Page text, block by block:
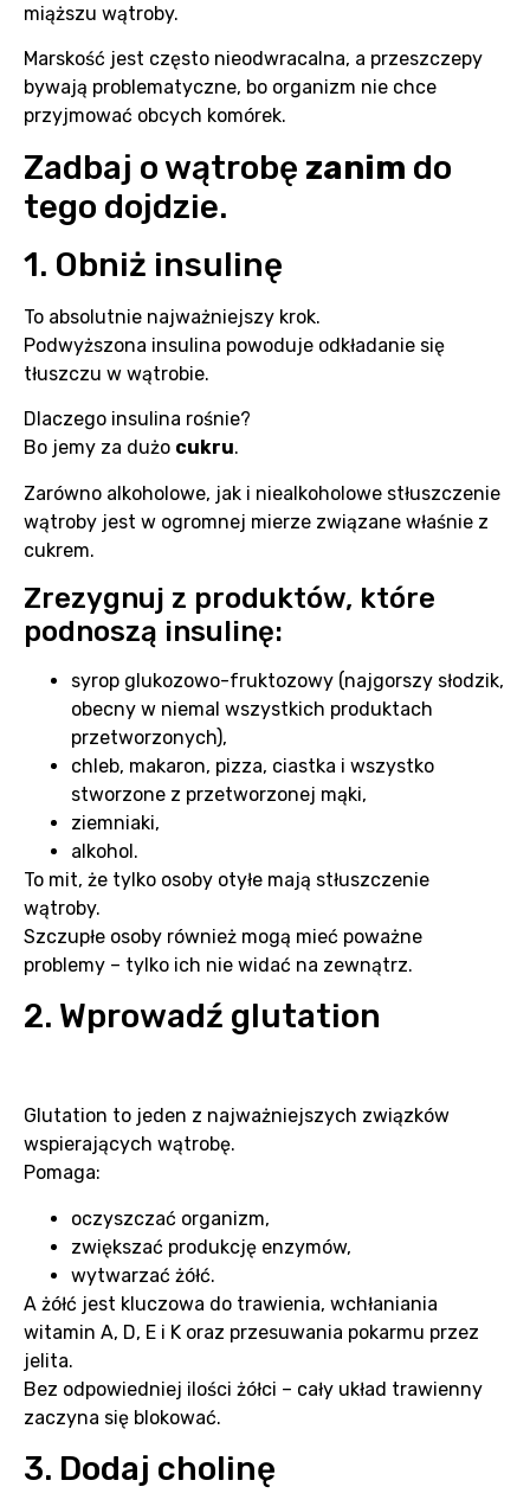
miąższu wątroby.
Marskość jest często nieodwracalna, a przeszczepy
bywają problematyczne, bo organizm nie chce
przyjmować obcych komórek.
Zadbaj o wątrobę zanim do
tego dojdzie.
1. Obniż insulinę
To absolutnie najważniejszy krok.
Podwyższona insulina powoduje odkładanie się
tłuszczu w wątrobie.
Dlaczego insulina rośnie?
Bo jemy za dużo cukru.
Zarówno alkoholowe, jak i niealkoholowe stłuszczenie
wątroby jest w ogromnej mierze związane właśnie z
cukrem.
Zrezygnuj z produktów, które
podnoszą insulinę:
syrop glukozowo-fruktozowy (najgorszy słodzik,
obecny w niemal wszystkich produktach
przetworzonych),
chleb, makaron, pizza, ciastka i wszystko
stworzone z przetworzonej mąki,
ziemniaki,
alkohol.
To mit, że tylko osoby otyłe mają stłuszczenie
wątroby.
Szczupłe osoby również mogą mieć poważne
problemy – tylko ich nie widać na zewnątrz.
2. Wprowadź glutation
Glutation to jeden z najważniejszych związków
wspierających wątrobę.
Pomaga:
oczyszczać organizm,
zwiększać produkcję enzymów,
wytwarzać żółć.
A żółć jest kluczowa do trawienia, wchłaniania
witamin A, D, E i K oraz przesuwania pokarmu przez
jelita.
Bez odpowiedniej ilości żółci – cały układ trawienny
zaczyna się blokować.
3. Dodaj cholinę